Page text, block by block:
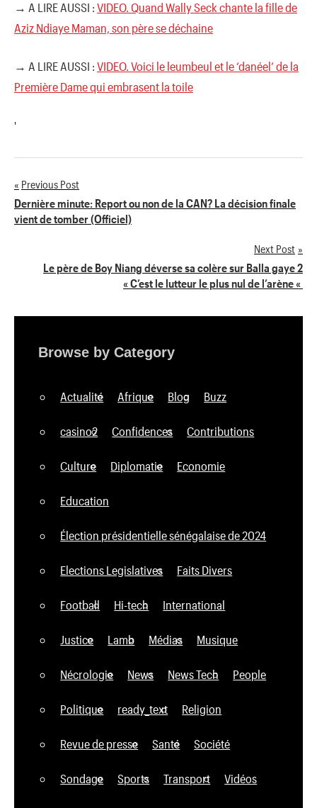
→ A LIRE AUSSI : VIDEO. Quand Wally Seck chante la fille de
Aziz Ndiaye Maman, son père se déchaine
→ A LIRE AUSSI : VIDEO. Voici le leumbeul et le ‘danéel’ de la
Première Dame qui embrasent la toile
'
Navigation
de
Previous Post
Dernière minute: Report ou non de la CAN? La décision finale
vient de tomber (Officiel)
Next Post
Le père de Boy Niang déverse sa colère sur Balla gaye 2
« C’est le lutteur le plus nul de l’arène «
Browse by Category
Actualité Afrique Blog Buzz
casino2 Confidences Contributions
Culture Diplomatie Economie
Education
Élection présidentielle sénégalaise de 2024
Elections Legislatives Faits Divers
Football Hi-tech International
Justice Lamb Médias Musique
Nécrologie News News Tech People
Politique ready_text Religion
Revue de presse Santé Société
Sondage Sports Transport Vidéos